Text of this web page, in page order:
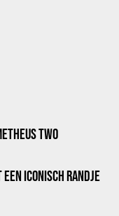
TWO
ICONISCH RANDJE